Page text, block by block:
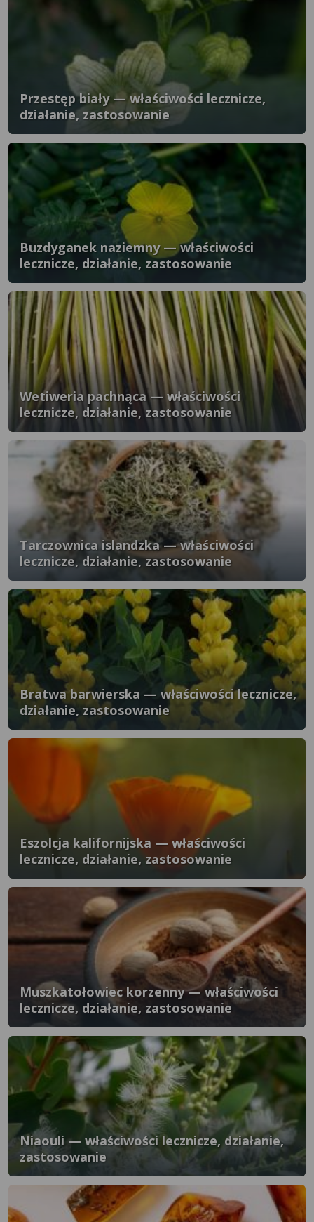
Przestęp biały — właściwości lecznicze,
działanie, zastosowanie
Buzdyganek naziemny — właściwości
lecznicze, działanie, zastosowanie
Wetiweria pachnąca — właściwości
lecznicze, działanie, zastosowanie
Tarczownica islandzka — właściwości
lecznicze, działanie, zastosowanie
Bratwa barwierska — właściwości lecznicze,
działanie, zastosowanie
Eszolcja kalifornijska — właściwości
lecznicze, działanie, zastosowanie
Muszkatołowiec korzenny — właściwości
lecznicze, działanie, zastosowanie
Niaouli — właściwości lecznicze, działanie,
zastosowanie